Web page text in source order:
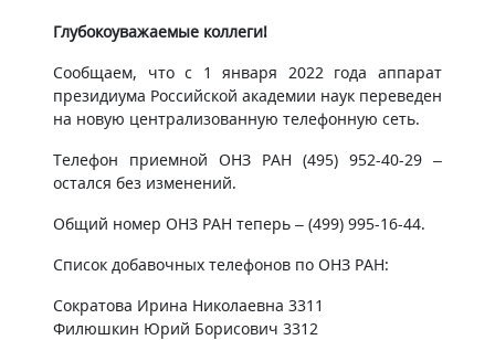
Глубокоуважаемые коллеги!
Сообщаем, что с 1 января 2022 года аппарат
президиума Российской академии наук переведен
на новую централизованную телефонную сеть.
Телефон приемной ОНЗ РАН (495) 952-40-29 –
остался без изменений.
Общий номер ОНЗ РАН теперь – (499) 995-16-44.
Список добавочных телефонов по ОНЗ РАН:
Сократова Ирина Николаевна 3311
Филюшкин Юрий Борисович 3312